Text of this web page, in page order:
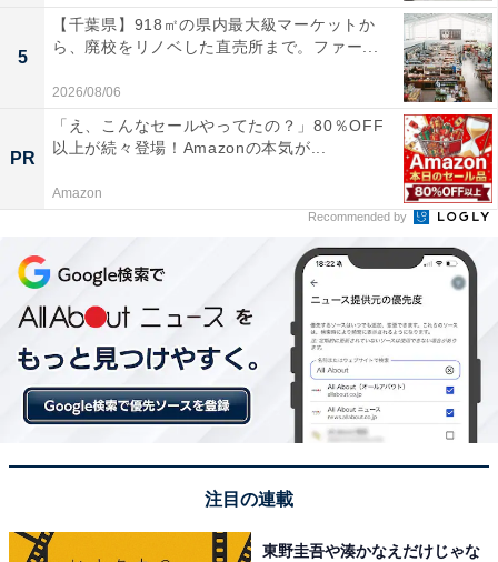
車両、人、自転車など、それぞれ判別しながら走行している
5
【千葉県】918㎡の県内最大級マーケットか
ら、廃校をリノベした直売所まで。ファー...
2026/08/06
PR
「え、こんなセールやってたの？」80％OFF
以上が続々登場！Amazonの本気が...
Amazon
Recommended by
注目の連載
東野圭吾や湊かなえだけじゃな